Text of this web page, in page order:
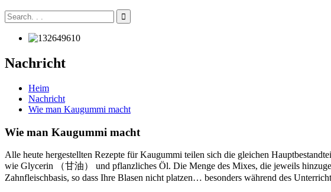
Nachricht
Heim
Nachricht
Wie man Kaugummi macht
Wie man Kaugummi macht
Alle heute hergestellten Rezepte für Kaugummi teilen sich die gleichen
wie Glycerin （甘油） und pflanzliches Öl. Die Menge des Mixes, die jeweils
Zahnfleischbasis, so dass Ihre Blasen nicht platzen… besonders während des